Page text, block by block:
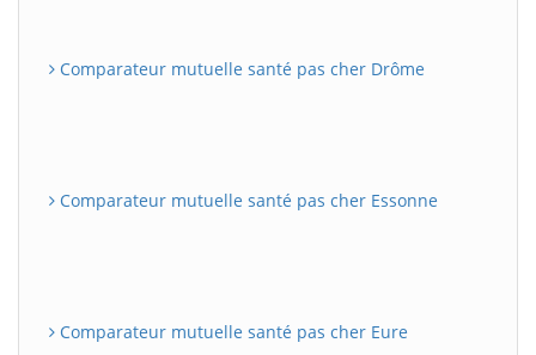
Comparateur mutuelle santé pas cher Drôme
Comparateur mutuelle santé pas cher Essonne
Comparateur mutuelle santé pas cher Eure